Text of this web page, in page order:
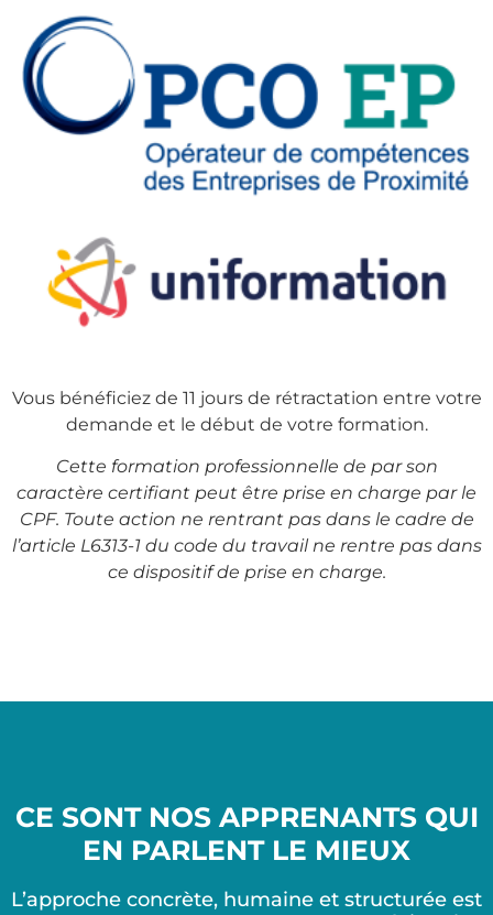
Vous bénéficiez de 11 jours de rétractation entre votre
demande et le début de votre formation.
Cette formation professionnelle de par son
caractère certifiant peut être prise en charge par le
CPF. Toute action ne rentrant pas dans le cadre de
l’article L6313-1 du code du travail ne rentre pas dans
ce dispositif de prise en charge.
CE SONT NOS APPRENANTS QUI
EN PARLENT LE MIEUX
L’approche concrète, humaine et structurée est